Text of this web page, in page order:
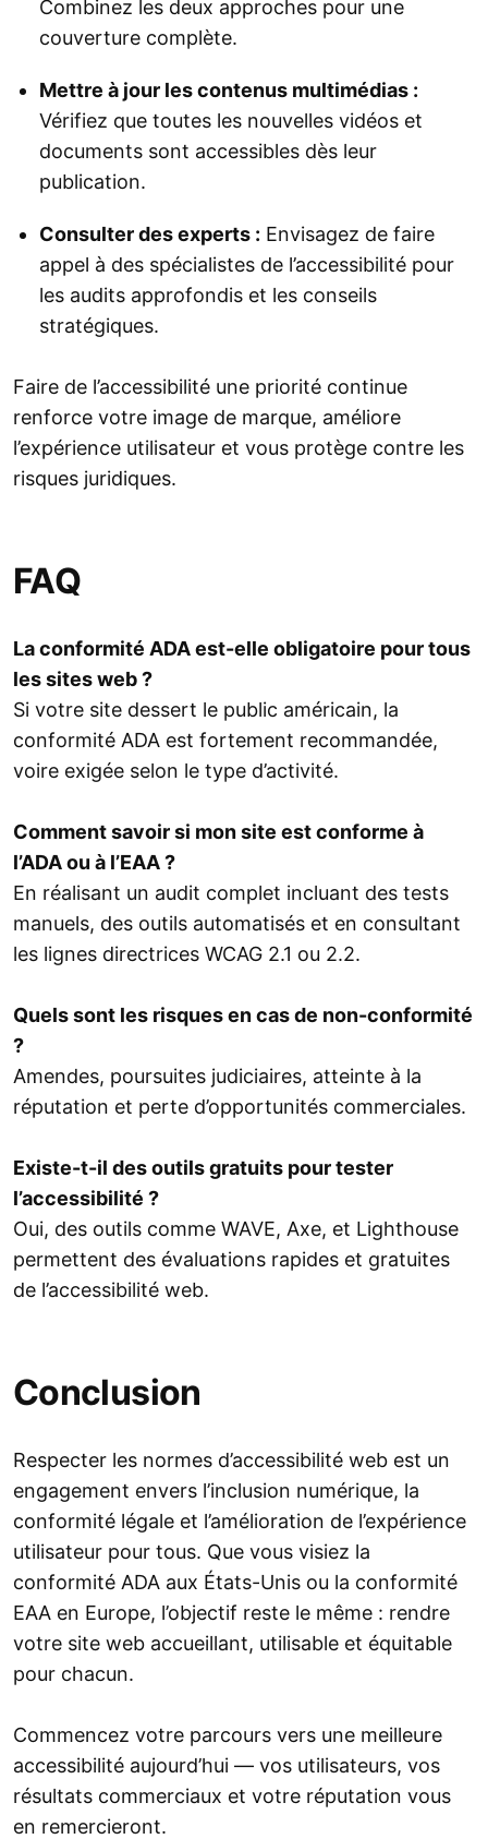
Combinez les deux approches pour une
couverture complète.
Mettre à jour les contenus multimédias :
Vérifiez que toutes les nouvelles vidéos et
documents sont accessibles dès leur
publication.
Consulter des experts : Envisagez de faire
appel à des spécialistes de l’accessibilité pour
les audits approfondis et les conseils
stratégiques.
Faire de l’accessibilité une priorité continue
renforce votre image de marque, améliore
l’expérience utilisateur et vous protège contre les
risques juridiques.
FAQ
La conformité ADA est-elle obligatoire pour tous
les sites web ?
Si votre site dessert le public américain, la
conformité ADA est fortement recommandée,
voire exigée selon le type d’activité.
Comment savoir si mon site est conforme à
l’ADA ou à l’EAA ?
En réalisant un audit complet incluant des tests
manuels, des outils automatisés et en consultant
les lignes directrices WCAG 2.1 ou 2.2.
Quels sont les risques en cas de non-conformité
?
Amendes, poursuites judiciaires, atteinte à la
réputation et perte d’opportunités commerciales.
Existe-t-il des outils gratuits pour tester
l’accessibilité ?
Oui, des outils comme WAVE, Axe, et Lighthouse
permettent des évaluations rapides et gratuites
de l’accessibilité web.
Conclusion
Respecter les normes d’accessibilité web est un
engagement envers l’inclusion numérique, la
conformité légale et l’amélioration de l’expérience
utilisateur pour tous. Que vous visiez la
conformité ADA aux États-Unis ou la conformité
EAA en Europe, l’objectif reste le même : rendre
votre site web accueillant, utilisable et équitable
pour chacun.
Commencez votre parcours vers une meilleure
accessibilité aujourd’hui — vos utilisateurs, vos
résultats commerciaux et votre réputation vous
en remercieront.